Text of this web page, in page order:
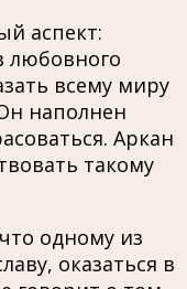
аспект:
любовного
всему миру
наполнен
Аркан
такому
одному из
оказаться в